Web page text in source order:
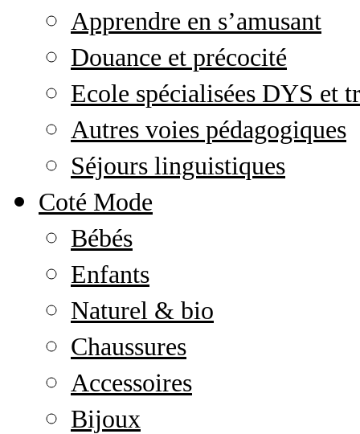
Apprendre en s’amusant
Douance et précocité
Ecole spécialisées DYS et
Autres voies pédagogiques
Séjours linguistiques
Coté Mode
Bébés
Enfants
Naturel & bio
Chaussures
Accessoires
Bijoux